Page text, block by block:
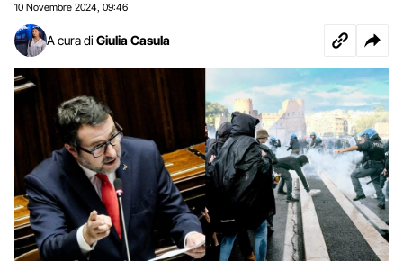
10 Novembre 2024 09:46
A cura di Giulia Casula